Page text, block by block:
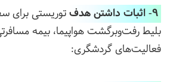
9- اثبات داشتن هدف
توریستی برای
بلیط رفت‌وبرگشت هواپیما، بیمه
فعالیت‌های گردشگری: